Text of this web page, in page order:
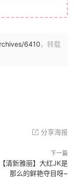
6410，转载
分享海报
下一篇
清新雅丽】大红JK是
那么的鲜艳夺目呀~